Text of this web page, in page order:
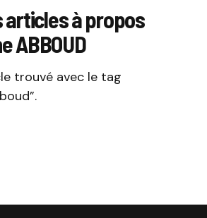
articles à propos
ABBOUD
trouvé avec le tag